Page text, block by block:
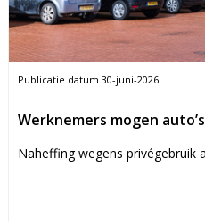
Publicatie datum 30-juni-2026
Werknemers mogen
Naheffing wegens privégebruik